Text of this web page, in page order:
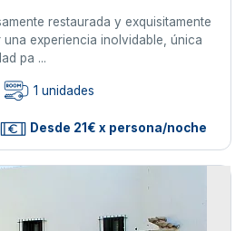
restaurada y exquisitamente
experiencia inolvidable, única
pa ...
1 unidades
Desde 21€ x persona/noche